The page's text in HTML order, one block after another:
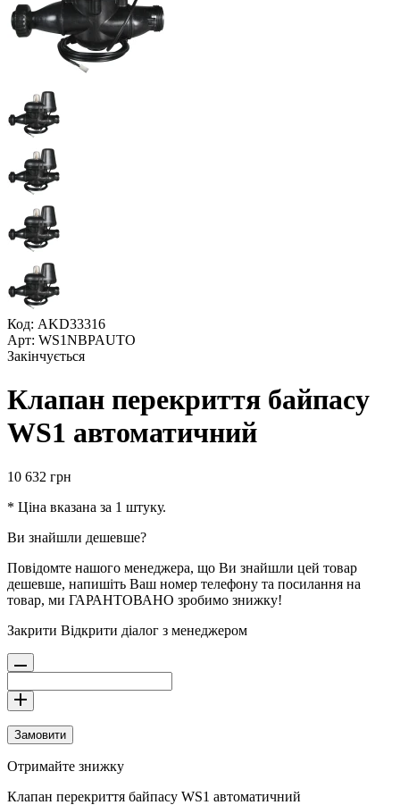
Код: AKD33316
Арт: WS1NBPAUTO
Закінчується
Клапан перекриття байпасу
WS1 автоматичний
10 632 грн
* Ціна вказана за 1 штуку.
Ви знайшли дешевше?
Повідомте нашого менеджера, що Ви знайшли цей товар
дешевше, напишіть Ваш номер телефону та посилання на
товар, ми ГАРАНТОВАНО зробимо знижку!
Закрити Відкрити діалог з менеджером
Замовити
Отримайте знижку
Клапан перекриття байпасу WS1 автоматичний